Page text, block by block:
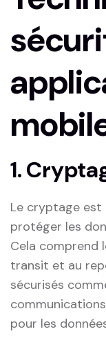
1.
Le cryptage est
protéger les
Cela comprend
‌transit et au
sécurisés
pour les